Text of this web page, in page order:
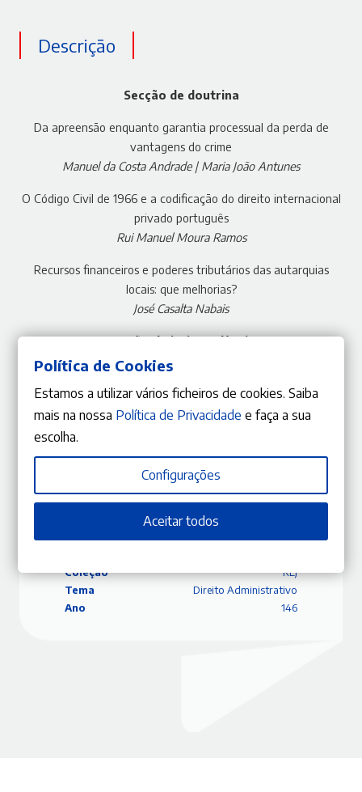
Descrição
Secção de doutrina
Da apreensão enquanto garantia processual da perda de
vantagens do crime
Manuel da Costa Andrade | Maria João Antunes
O Código Civil de 1966 e a codificação do direito internacional
privado português
Rui Manuel Moura Ramos
Recursos financeiros e poderes tributários das autarquias
locais: que melhorias?
José Casalta Nabais
Secção de jurisprudência
A empregada, a patroa, o seu marido e o despedimento
João Leal Amado
Editora
Gestlegal
Coleção
RLJ
Tema
Direito Administrativo
Ano
146
Política de Cookies
Estamos a utilizar vários ficheiros de cookies. Saiba
mais na nossa Política de Privacidade e faça a sua
escolha.
Configurações
Aceitar todos